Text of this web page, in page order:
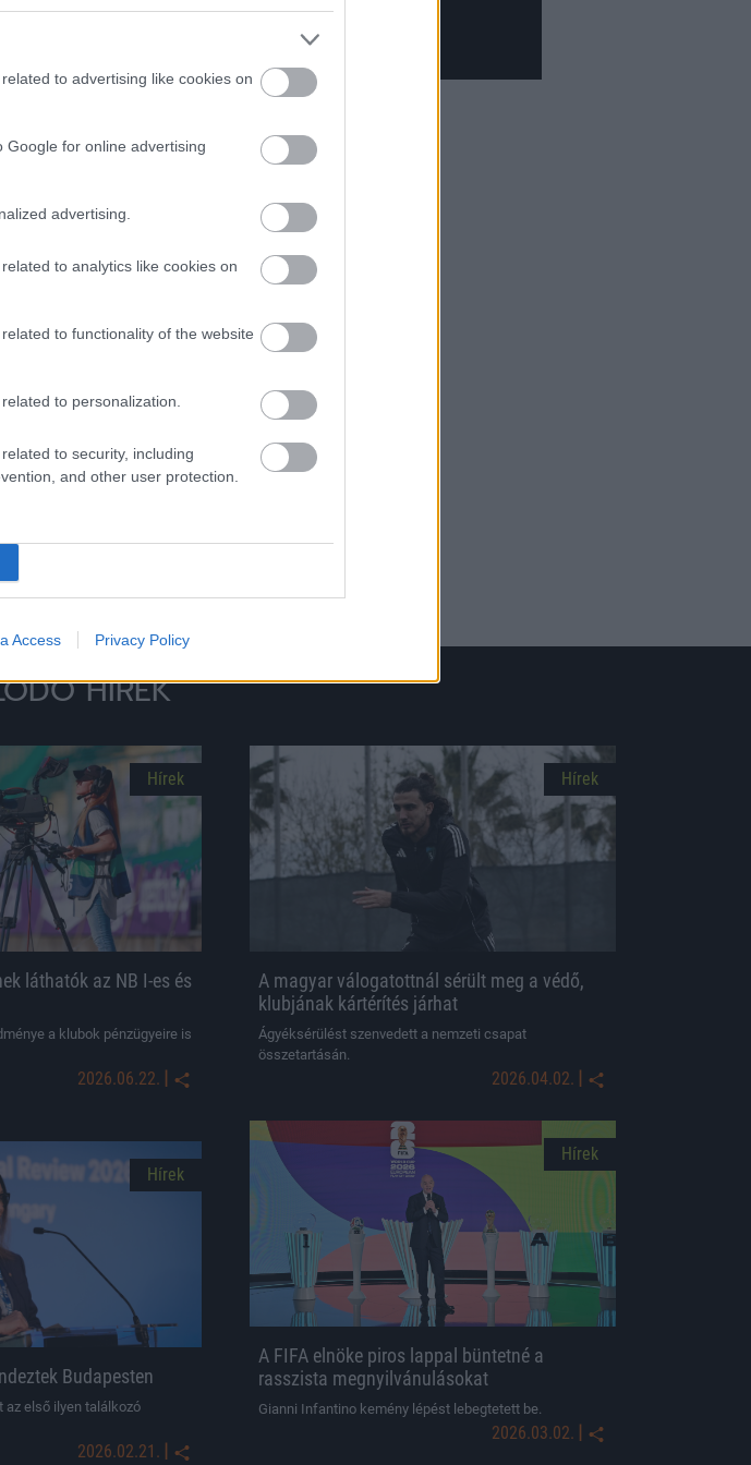
to advertising like cookies on
Google for online advertising
advertising.
to analytics like cookies on
to functionality of the website
to personalization.
to security, including
and other user protection.
Access Privacy Policy
újabb „támadást" kaptunk
HÍREK
Hírek
láthatók az NB I-es és
a klubok pénzügyeire is
2026.06.22. |
Hírek
A magyar válogatottnál sérült meg a védő,
klubjának kártérítés járhat
Ágyéksérülést szenvedett a nemzeti csapat
összetartásán.
2026.04.02. |
Hírek
A FIFA elnöke piros lappal büntetné a
rasszista megnyilvánulásokat
Gianni Infantino kemény lépést lebegtetett be.
2026.03.02. |
Hírek
Budapesten
az első ilyen találkozó
2026.02.21. |